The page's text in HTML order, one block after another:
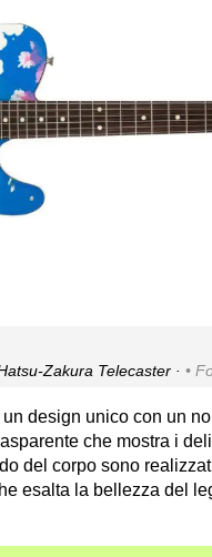
Zakura Telecaster ·
design unico con un
che mostra i
del corpo sono
esalta la bellezza del